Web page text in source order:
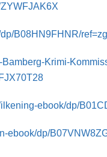
B08HN9FHNR/
Krimi-
ebook/dp/
ebook/dp/